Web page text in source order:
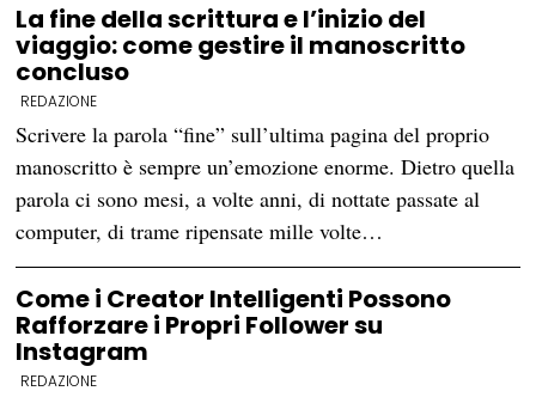
La fine della scrittura e l’inizio del
viaggio: come gestire il manoscritto
concluso
REDAZIONE
Scrivere la parola “fine” sull’ultima pagina del proprio
manoscritto è sempre un’emozione enorme. Dietro quella
parola ci sono mesi, a volte anni, di nottate passate al
computer, di trame ripensate mille volte…
Come i Creator Intelligenti Possono
Rafforzare i Propri Follower su
Instagram
REDAZIONE